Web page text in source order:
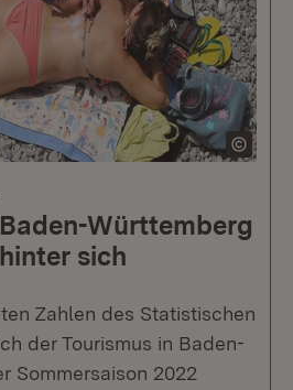
Württemberg
sich
Zahlen des Statistischen
der Tourismus in Baden-
Sommersaison 2022